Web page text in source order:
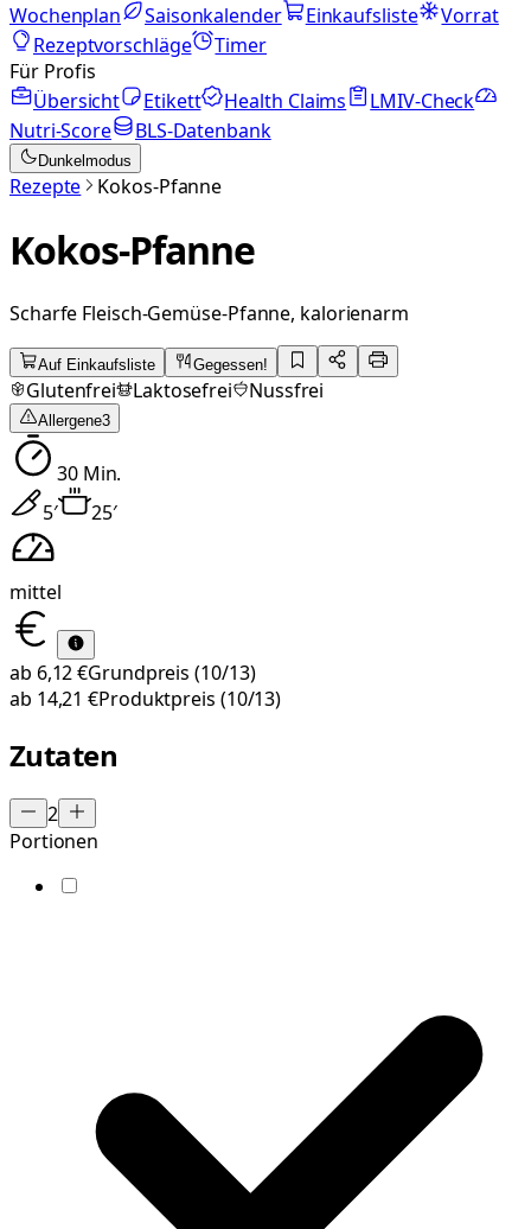
Wochenplan
Saisonkalender Einkaufsliste
Vorrat
Rezeptvorschläge
Timer
Für Profis
Übersicht
Etikett Health Claims
LMIV-Check
Nutri-Score
BLS-Datenbank
Dunkelmodus
Rezepte Kokos-Pfanne
Kokos-Pfanne
Scharfe Fleisch-Gemüse-Pfanne, kalorienarm
Auf Einkaufsliste Gegessen!
Glutenfrei Laktosefrei Nussfrei
Allergene3
30Min.
5′ 25′
mittel
ab 6,12 €Grundpreis (10/13)
ab 14,21 €Produktpreis (10/13)
Zutaten
2
Portionen